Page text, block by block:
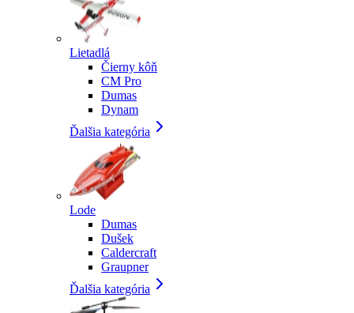
Lietadlá
Čierny kôň
CM Pro
Dumas
Dynam
Ďalšia kategória
Lode
Dumas
Dušek
Caldercraft
Graupner
Ďalšia kategória